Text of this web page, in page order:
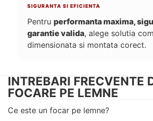
SIGURANTA SI EFICIENTA
Pentru performanta maxima,
garantie valida, alege solutia
dimensionata si montata corect.
INTREBARI FRECVENTE
FOCARE PE LEMNE
Ce este un focar pe lemne?